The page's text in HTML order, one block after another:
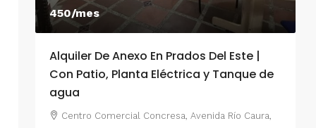
450/mes
Alquiler De Anexo En Prados Del Este |
Con Patio, Planta Eléctrica y Tanque de
agua
Centro Comercial Concresa, Avenida Río Caura,